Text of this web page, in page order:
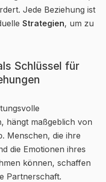
Jede Beziehung ist
Strategien, um zu
Schlüssel für
hängt maßgeblich von
Menschen, die ihre
die Emotionen ihres
können, schaffen
Partnerschaft.